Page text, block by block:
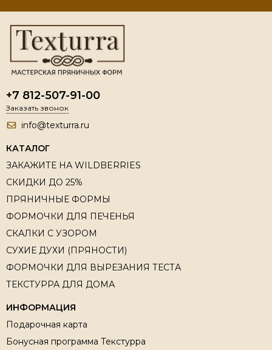
+7 812-507-91-00
Заказать звонок
info@texturra.ru
КАТАЛОГ
ЗАКАЖИТЕ НА WILDBERRIES
СКИДКИ ДО 25%
ПРЯНИЧНЫЕ ФОРМЫ
ФОРМОЧКИ ДЛЯ ПЕЧЕНЬЯ
СКАЛКИ С УЗОРОМ
СУХИЕ ДУХИ (ПРЯНОСТИ)
ФОРМОЧКИ ДЛЯ ВЫРЕЗАНИЯ ТЕСТА
ТЕКСТУРРА ДЛЯ ДОМА
ИНФОРМАЦИЯ
Подарочная карта
Бонусная программа Текстурра